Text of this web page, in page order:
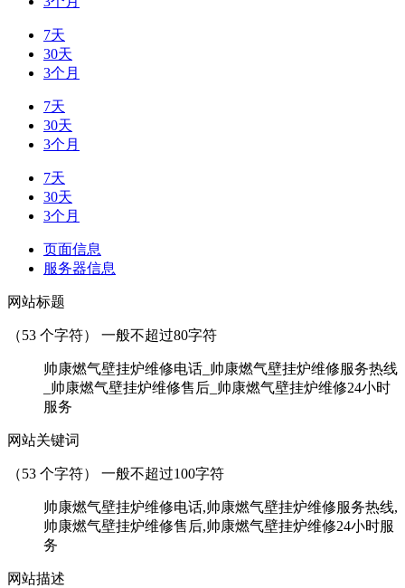
7天
30天
3个月
7天
30天
3个月
7天
30天
3个月
页面信息
服务器信息
网站标题
（53 个字符） 一般不超过80字符
帅康燃气壁挂炉维修电话_帅康燃气壁挂炉维修服务热线
_帅康燃气壁挂炉维修售后_帅康燃气壁挂炉维修24小时
服务
网站关键词
（53 个字符） 一般不超过100字符
帅康燃气壁挂炉维修电话,帅康燃气壁挂炉维修服务热线,
帅康燃气壁挂炉维修售后,帅康燃气壁挂炉维修24小时服
务
网站描述